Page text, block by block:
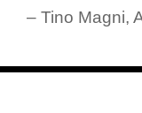
– Tino Magni,